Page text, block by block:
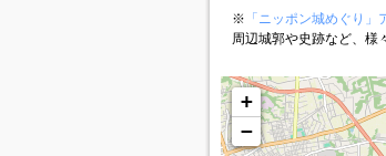
※ 「ニッポン城めぐり」
周辺城郭や史跡など、様
+
−